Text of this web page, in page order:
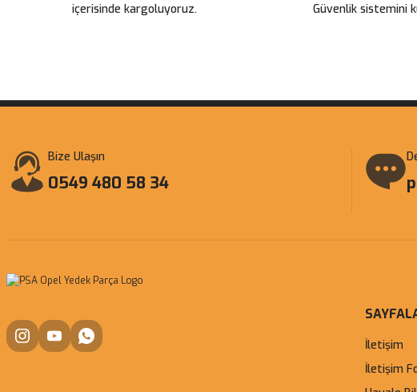
içerisinde kargoluyoruz.
Güvenlik sistemini
Bize Ulaşın
0549 480 58 34
İletişim
İletişim